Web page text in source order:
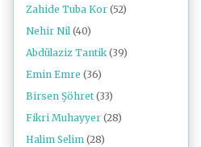
Zahide Tuba Kor (52)
Nehir Nil (40)
Abdülaziz Tantik (39)
Emin Emre (36)
Birsen Şöhret (33)
Fikri Muhayyer (28)
Halim Selim (28)